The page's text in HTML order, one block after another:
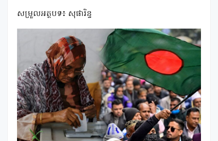
សម្រួលអត្ថបទ៖ សុផារិន្ទ